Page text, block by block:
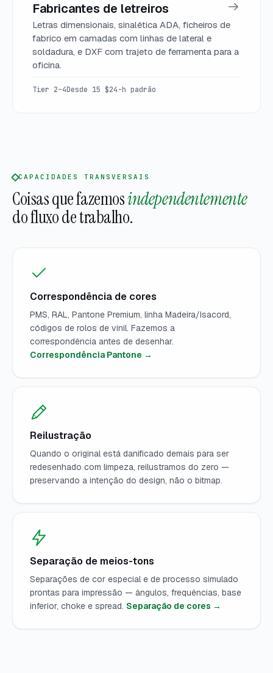
Fabricantes de letreiros
Letras dimensionais, sinalética ADA, ficheiros de
fabrico em camadas com linhas de lateral e
soldadura, e DXF com trajeto de ferramenta para a
oficina.
Tier 2–4Desde 15 $24-h padrão
CAPACIDADES TRANSVERSAIS
Coisas que fazemosindependentemente
do fluxo de trabalho.
Correspondência de cores
PMS, RAL, Pantone Premium, linha Madeira/Isacord,
códigos de rolos de vinil. Fazemos a
correspondência antes de desenhar.
Correspondência Pantone →
Reilustração
Quando o original está danificado demais para ser
redesenhado com limpeza, reilustramos do zero —
preservando a intenção do design, não o bitmap.
Separação de meios-tons
Separações de cor especial e de processo simulado
prontas para impressão — ângulos, frequências, base
inferior, choke e spread. Separação de cores →